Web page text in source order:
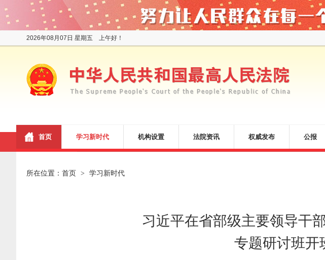
2026年08月07日 星期五 上午好！
首页 学习新时代 机构设置 法院资讯 权威发布 公报
所在位置： 首页 > 学习新时代
习近平在省部级主要领导干
专题研讨班开